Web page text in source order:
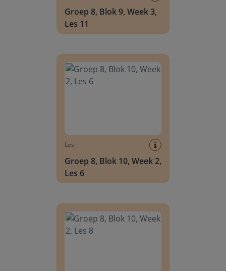
Groep 8, Blok 9, Week 3,
Les 11
Les
Groep 8, Blok 10, Week 2,
Les 6